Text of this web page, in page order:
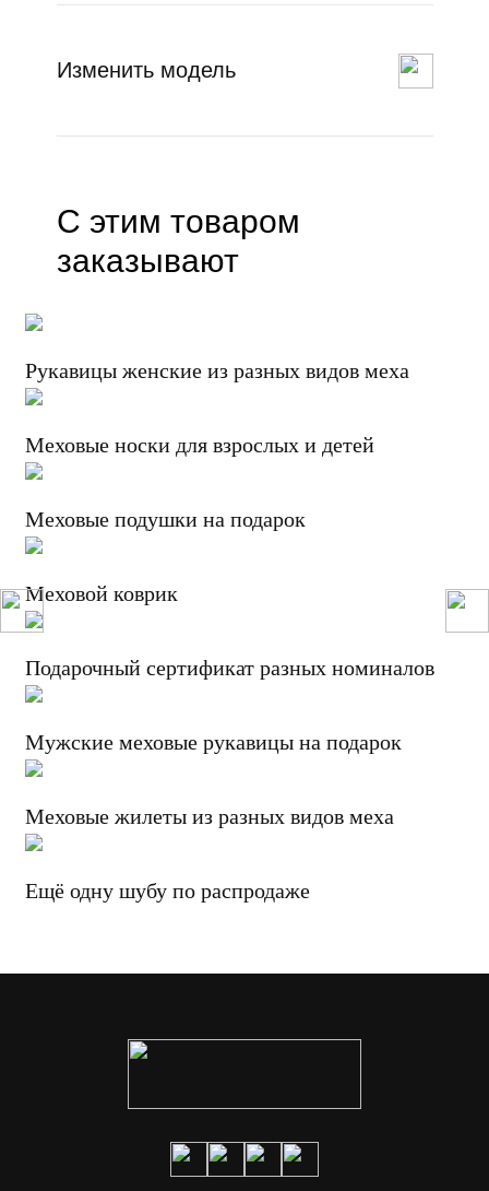
Изменить модель
С этим товаром
заказывают
Рукавицы женские из разных видов меха
Меховые носки для взрослых и детей
Меховые подушки на подарок
Меховой коврик
Подарочный сертификат разных номиналов
Мужские меховые рукавицы на подарок
Меховые жилеты из разных видов меха
Ещё одну шубу по распродаже